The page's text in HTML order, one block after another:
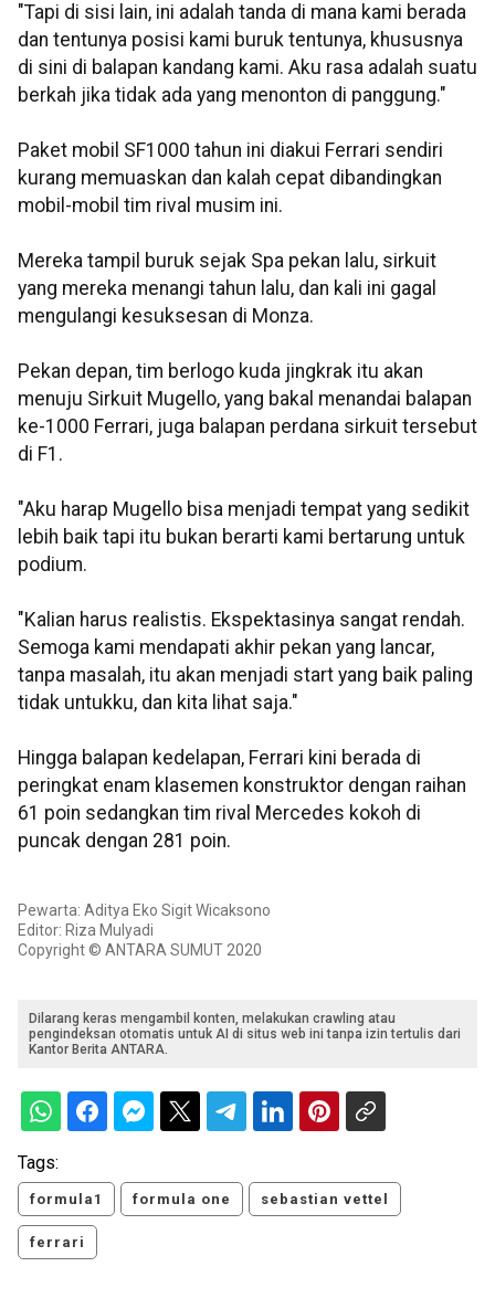
"Tapi di sisi lain, ini adalah tanda di mana kami berada
dan tentunya posisi kami buruk tentunya, khususnya
di sini di balapan kandang kami. Aku rasa adalah suatu
berkah jika tidak ada yang menonton di panggung."
Paket mobil SF1000 tahun ini diakui Ferrari sendiri
kurang memuaskan dan kalah cepat dibandingkan
mobil-mobil tim rival musim ini.
Mereka tampil buruk sejak Spa pekan lalu, sirkuit
yang mereka menangi tahun lalu, dan kali ini gagal
mengulangi kesuksesan di Monza.
Pekan depan, tim berlogo kuda jingkrak itu akan
menuju Sirkuit Mugello, yang bakal menandai balapan
ke-1000 Ferrari, juga balapan perdana sirkuit tersebut
di F1.
"Aku harap Mugello bisa menjadi tempat yang sedikit
lebih baik tapi itu bukan berarti kami bertarung untuk
podium.
"Kalian harus realistis. Ekspektasinya sangat rendah.
Semoga kami mendapati akhir pekan yang lancar,
tanpa masalah, itu akan menjadi start yang baik paling
tidak untukku, dan kita lihat saja."
Hingga balapan kedelapan, Ferrari kini berada di
peringkat enam klasemen konstruktor dengan raihan
61 poin sedangkan tim rival Mercedes kokoh di
puncak dengan 281 poin.
Pewarta: Aditya Eko Sigit Wicaksono
Editor: Riza Mulyadi
Copyright © ANTARA SUMUT 2020
Dilarang keras mengambil konten, melakukan crawling atau
pengindeksan otomatis untuk AI di situs web ini tanpa izin tertulis dari
Kantor Berita ANTARA.
Tags:
formula1 formula one sebastian vettel
ferrari